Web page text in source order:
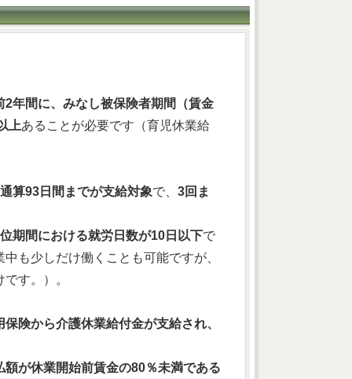
2年間に、みなし被保険者期間（賃金
上あることが必要です（育児休業給
算93日間までが支給対象で、 3回ま
期間における就労日数が10日以下で
も少しだけ働くことも可能ですが、
す。）。
険から介護休業給付金が支給され、
が休業開始前賃金の80％未満である